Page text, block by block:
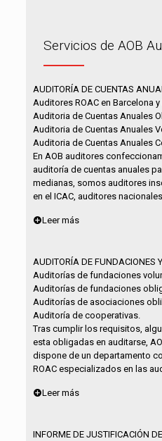
Servicios de AOB
AUDITORÍA DE CUENTAS
Auditores ROAC en Barcelona y
Auditoria de Cuentas Anuales
Auditoria de Cuentas Anuales
Auditoria de Cuentas Anuales
En AOB auditores
auditoría de cuentas anuales
medianas, somos auditores
en el ICAC, auditores
Leer más
AUDITORÍA DE FUNDACIONES
Auditorías de fundaciones
Auditorías de fundaciones
Auditorías de asociaciones
Auditoría de cooperativas.
Tras cumplir los requisitos,
esta obligadas en auditarse,
dispone de un departamento
ROAC especializados en las
Leer más
INFORME DE JUSTIFICACIÓN